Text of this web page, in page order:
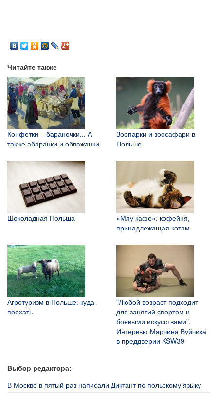
Читайте также
Конфетки – бараночки... А
также абаранки и обважанки
Зоопарки и зоосафари в
Польше
Шоколадная Польша
«Мяу кафе»: кофейня,
принадлежащая котам
Агротуризм в Польше: куда
поехать
"Любой возраст подходит
для занятий спортом и
боевыми искусствами".
Интервью Марчина Вуйчика
в преддверии KSW39
Выбор редактора:
В Москве в пятый раз написали Диктант по польскому языку